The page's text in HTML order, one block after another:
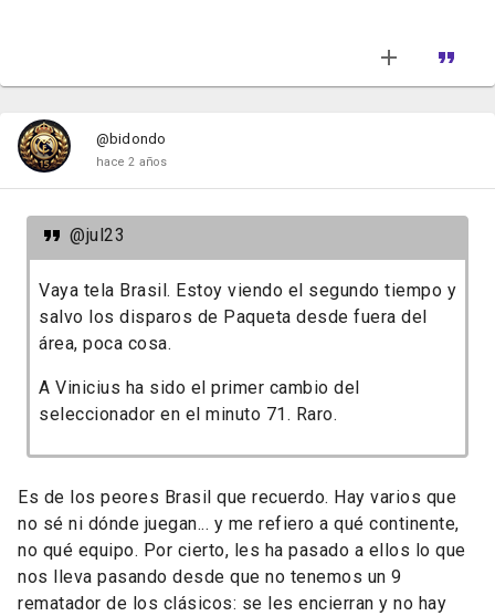
@bidondo
hace 2 años
@jul23
Vaya tela Brasil. Estoy viendo el segundo tiempo y
salvo los disparos de Paqueta desde fuera del
área, poca cosa.
A Vinicius ha sido el primer cambio del
seleccionador en el minuto 71. Raro.
Es de los peores Brasil que recuerdo. Hay varios que
no sé ni dónde juegan... y me refiero a qué continente,
no qué equipo. Por cierto, les ha pasado a ellos lo que
nos lleva pasando desde que no tenemos un 9
rematador de los clásicos: se les encierran y no hay